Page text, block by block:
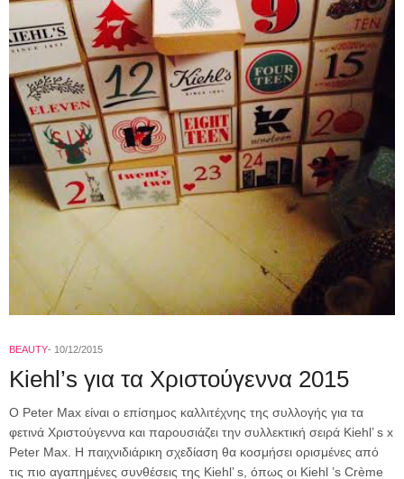
BEAUTY 10/12/2015
Kiehl’s για τα Χριστούγεννα 2015
O Peter Max είναι ο επίσημος καλλιτέχνης της συλλογής για τα
φετινά Χριστούγεννα και παρουσιάζει την συλλεκτική σειρά Kiehl’ s x
Peter Max. Η παιχνιδιάρικη σχεδίαση θα κοσμήσει ορισμένες από
τις πιο αγαπημένες συνθέσεις της Kiehl’ s, όπως οι Kiehl ’s Crème